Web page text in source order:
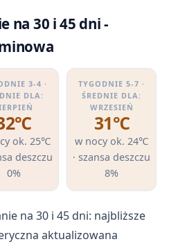
na 30 i 45 dni -
3-4 ·
DLA:
ok. 25℃
deszczu
0%
TYGODNIE 5-7 ·
ŚREDNIE DLA:
WRZESIEŃ
31℃
w nocy ok. 24℃
· szansa deszczu
8%
na 30 i 45 dni: najbliższe
aktualizowana